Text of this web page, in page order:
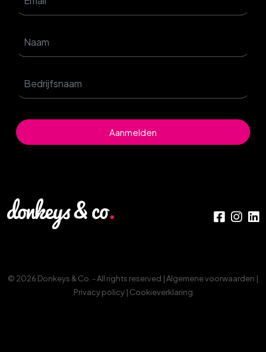
Aanmelden
© 2026 Donkeys & Co. - All rights reserved |Algemene voorwaarden |
Privacy policy| Cookieverklaring